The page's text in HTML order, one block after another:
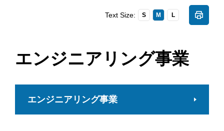
Text Size: S M L
エンジニアリング事業
エンジニアリング事業